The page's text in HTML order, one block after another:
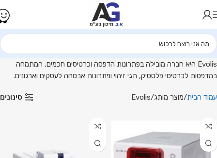
כרטיסים
זיהוי
חכמים
Evolis
|
מיכון
Evolis היא חברה מובילה בפתרונות הדפסה וכרטיסים חכמים, המתמחה
במדפסות לכרטיסי פלסטיק, תגי זיהוי ופתרונות אבטחה לעסקים וארגונים.
עמוד הבית מוצר מותג Evolis סינונים